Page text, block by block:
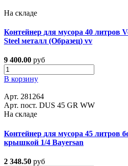
На складе
Контейнер для мусора 40 литров
Steel металл (Образец) vv
9 400.00 руб
В корзину
Арт. 281264
Арт. пост. DUS 45 GR WW
На складе
Контейнер для мусора 45 литров
крышкой 1/4 Bayersan
2 348.50 руб